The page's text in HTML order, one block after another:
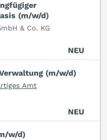
(m/w/d)
& Co. KG
NEU
(m/w/d)
Amt
NEU
w/d)